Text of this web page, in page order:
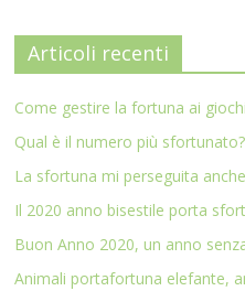
Articoli recenti
Come gestire la fortuna ai giochi
Qual è il numero più
La sfortuna mi perseguita
Il 2020 anno bisestile porta
Buon Anno 2020, un anno
Animali portafortuna elefante,